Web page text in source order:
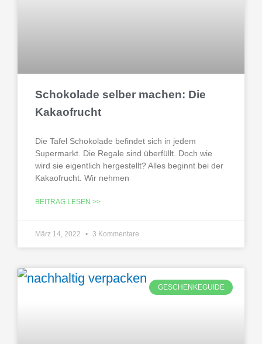
Schokolade selber machen: Die
Kakaofrucht
Die Tafel Schokolade befindet sich in jedem
Supermarkt. Die Regale sind überfüllt. Doch wie
wird sie eigentlich hergestellt? Alles beginnt bei der
Kakaofrucht. Wir nehmen
BEITRAG LESEN >>
März 14, 2022 3 Kommentare
GESCHENKEGUIDE